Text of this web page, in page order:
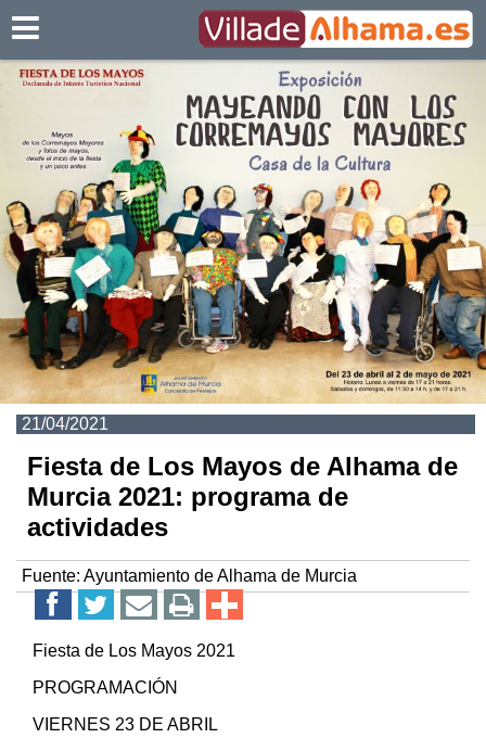
21/04/2021
Fiesta de Los Mayos de Alhama de
Murcia 2021: programa de
actividades
Fuente: Ayuntamiento de Alhama de Murcia
Fiesta de Los Mayos 2021
PROGRAMACIÓN
VIERNES 23 DE ABRIL